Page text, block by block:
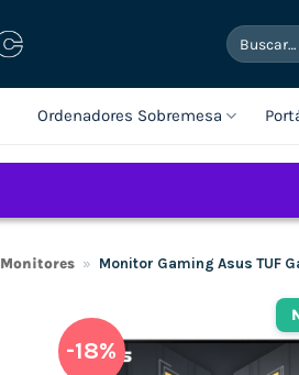
Buscar
por:
Ordenadores Sobremesa
Monitores » Monitor Gaming Asus TUF
-18%